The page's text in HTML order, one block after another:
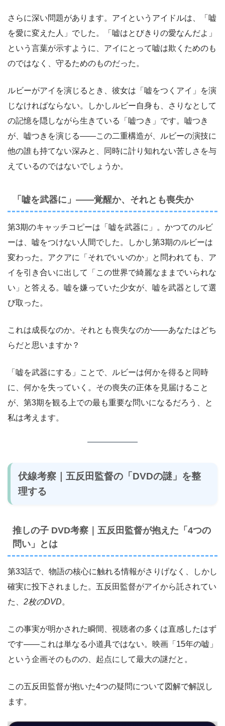
さらに深い問題があります。アイというアイドルは、「嘘
を愛に変えた人」でした。「嘘はとびきりの愛なんだよ」
という言葉が示すように、アイにとって嘘は欺くためのも
のではなく、守るためのものだった。
ルビーがアイを演じるとき、彼女は「嘘をつくアイ」を演
じなければならない。しかしルビー自身も、さりなとして
の記憶を隠しながら生きている「嘘つき」です。嘘つき
が、嘘つきを演じる——この二重構造が、ルビーの演技に
他の誰も持てない深みと、同時に計り知れない苦しさを与
えているのではないでしょうか。
「嘘を武器に」——覚醒か、それとも喪失か
第3期のキャッチコピーは「嘘を武器に」。かつてのルビ
ーは、嘘をつけない人間でした。しかし第3期のルビーは
変わった。アクアに「それでいいのか」と問われても、ア
イを引き合いに出して「この世界で綺麗なままでいられな
い」と答える。嘘を嫌っていた少女が、嘘を武器として選
び取った。
これは成長なのか。それとも喪失なのか——あなたはどち
らだと思いますか？
「嘘を武器にする」ことで、ルビーは何かを得ると同時
に、何かを失っていく。その喪失の正体を見届けること
が、第3期を観る上での最も重要な問いになるだろう、と
私は考えます。
伏線考察｜五反田監督の「DVDの謎」を整
理する
推しの子 DVD考察｜五反田監督が抱えた「4つの
問い」とは
第33話で、物語の核心に触れる情報がさりげなく、しかし
確実に投下されました。五反田監督がアイから託されてい
た、 2枚のDVD。
この事実が明かされた瞬間、視聴者の多くは直感したはず
です——これは単なる小道具ではない。映画「15年の嘘」
という企画そのものの、起点にして最大の謎だと。
この五反田監督が抱いた4つの疑問について図解で解説し
ます。